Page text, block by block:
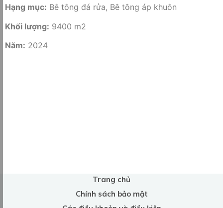
Hạng mục: Bê tông đá rửa, Bê tông áp khuôn
Khối lượng: 9400 m2
Năm: 2024
Trang chủ
Chính sách bảo mật